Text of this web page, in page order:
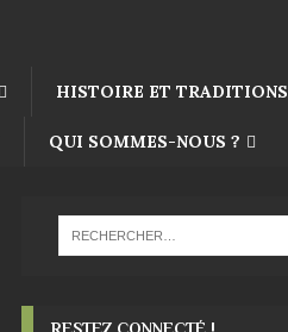
HISTOIRE ET TRADITIONS
QUI SOMMES-NOUS ?
RESTEZ CONNECTÉ !